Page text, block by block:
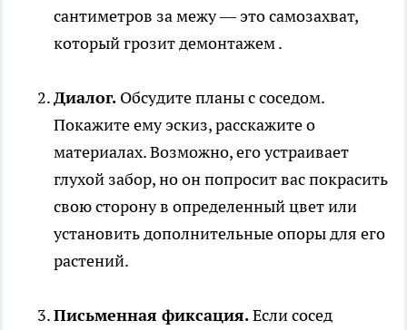
сантиметров за межу — это самозахват,
который грозит демонтажем .
Диалог. Обсудите планы с соседом.
Покажите ему эскиз, расскажите о
материалах. Возможно, его устраивает
глухой забор, но он попросит вас покрасить
свою сторону в определенный цвет или
установить дополнительные опоры для его
растений.
Письменная фиксация.Если сосед